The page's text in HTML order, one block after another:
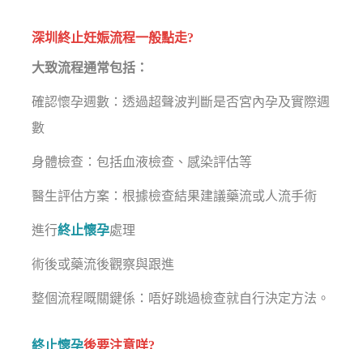
深圳終止妊娠流程一般點走?
大致流程通常包括：
確認懷孕週數：透過超聲波判斷是否宮內孕及實際週
數
身體檢查：包括血液檢查、感染評估等
醫生評估方案：根據檢查結果建議藥流或人流手術
進行終止懷孕處理
術後或藥流後觀察與跟進
整個流程嘅關鍵係：唔好跳過檢查就自行決定方法。
終止懷孕後要注意咩?